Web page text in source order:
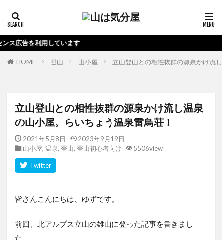
HOME 登山 山小屋 立山登山との相性抜群の源泉かけ流
立山登山との相性抜群の源泉かけ流し温泉
の山小屋。らいちょう温泉雷鳥荘！
2021年5月8日
2023年9月19日
山小屋, 温泉, 登山, 登山初心者向け 5506view
皆さんこんにちは、ゆずです。
前回、北アルプス立山の雄山に登った記事を書きまし
た。